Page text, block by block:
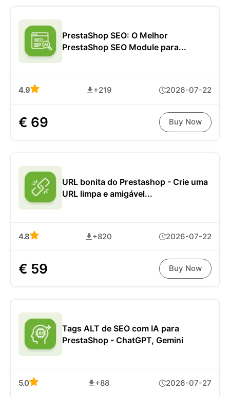
PrestaShop SEO: O Melhor
PrestaShop SEO Module para...
4.9 +219 2026-07-22
€ 69 Buy Now
URL bonita do Prestashop - Crie uma
URL limpa e amigável...
4.8 +820 2026-07-22
€ 59 Buy Now
Tags ALT de SEO com IA para
PrestaShop - ChatGPT, Gemini
5.0 +88 2026-07-27